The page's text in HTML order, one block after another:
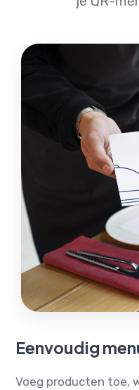
Eenvoudig
Voeg producten toe,